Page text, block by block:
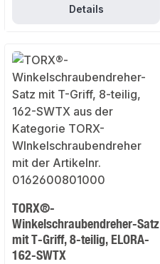
Details
TORX®-
Winkelschraubendreher-Satz
mit T-Griff, 8-teilig, ELORA-
162-SWTX